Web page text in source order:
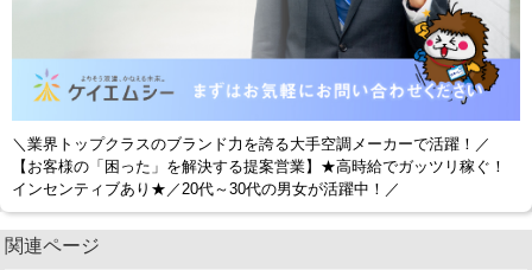
＼業界トップクラスのブランド力を誇る大手空調メーカーで活躍！／
【お客様の「困った」を解決する提案営業】★高時給でガッツリ稼ぐ！
インセンティブあり★／20代～30代の男女が活躍中！／
関連ページ